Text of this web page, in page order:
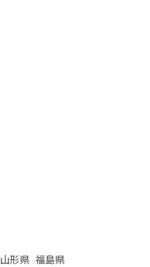
山形県 福島県